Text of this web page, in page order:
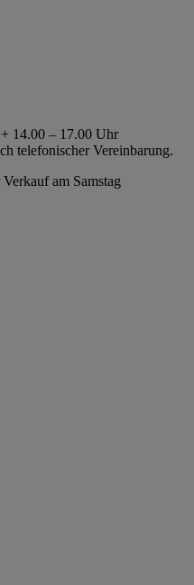
14.00 – 17.00 Uhr
telefonischer Vereinbarung.
am Samstag